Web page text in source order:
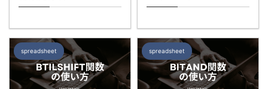
spreadsheet spreadsheet